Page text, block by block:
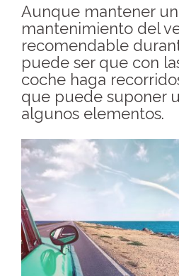
Aunque mantener
mantenimiento del
recomendable
puede ser que con
coche haga
que puede suponer
algunos elementos.